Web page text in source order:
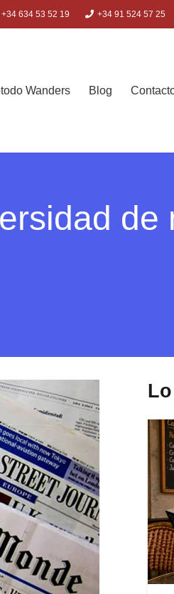
+34 634 53 52 19 +34 91 524 57 25
Wanders Blog
de